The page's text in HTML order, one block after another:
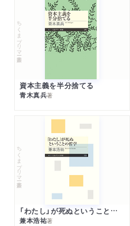
ちくまプリマー新書
資本主義を半分捨てる
青木真兵著
ちくまプリマー新書
「わたし」が死ぬということの哲学
兼本浩祐著